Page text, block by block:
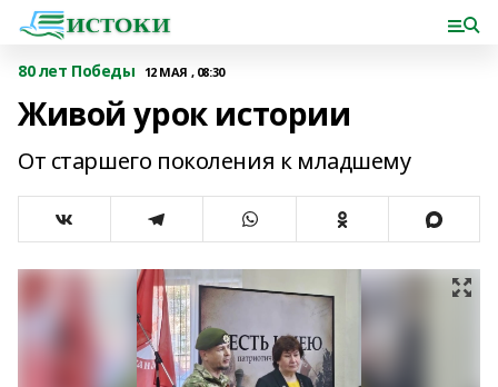
80 лет Победы 12 МАЯ , 08:30
Живой урок истории
От старшего поколения к младшему